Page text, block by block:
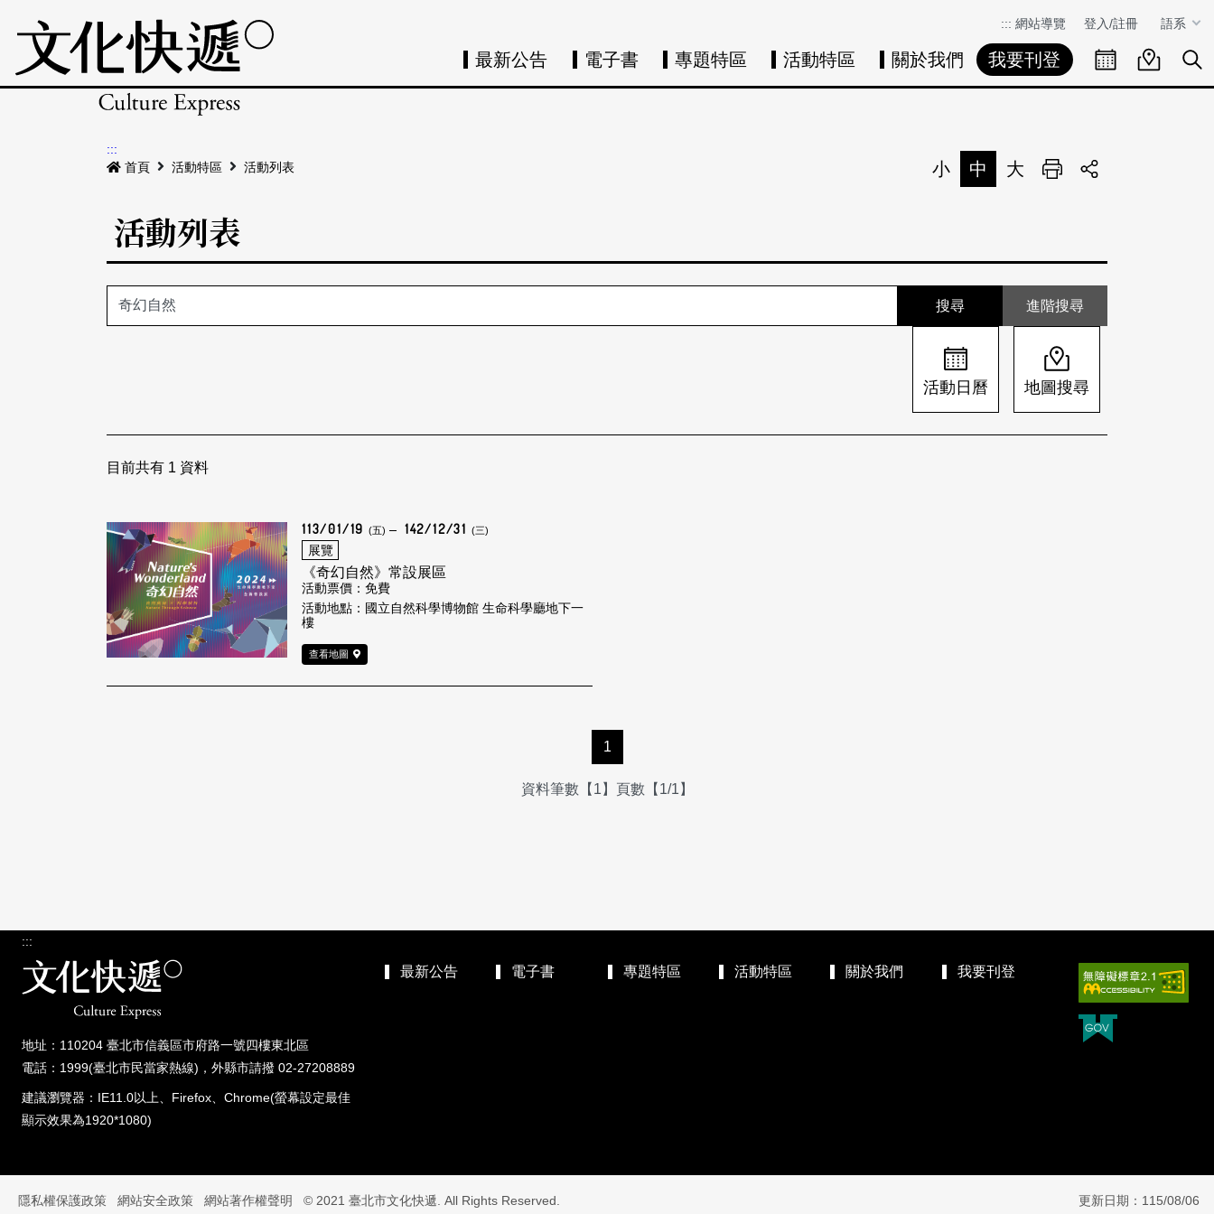
::: 網站導覽 登入/註冊 語系
最新公告 電子書 專題特區 活動特區 關於我們 我要刊登 活動日曆活動地圖展
:::
首頁
活動特區 活動列表 小 中 大 列印
活動列表
進階搜尋
活動日曆 地圖搜尋
目前共有 1 資料
113/01/19 (五) 142/12/31 (三)
展覽
《奇幻自然》常設展區
活動票價：免費
活動地點：國立自然科學博物館 生命科學廳地下一
樓
查看地圖
1
資料筆數【1】頁數【1/1】
:::
地址：110204 臺北市信義區市府路一號四樓東北區
電話：1999(臺北市民當家熱線)，外縣市請撥 02-27208889
建議瀏覽器：IE11.0以上、Firefox、Chrome(螢幕設定最佳
顯示效果為1920*1080)
最新公告 電子書 專題特區 活動特區 關於我們 我要刊登
隱私權保護政策 網站安全政策 網站著作權聲明 © 2021 臺北市文化快遞. All Rights Reserved. 更新日期：115/08/06